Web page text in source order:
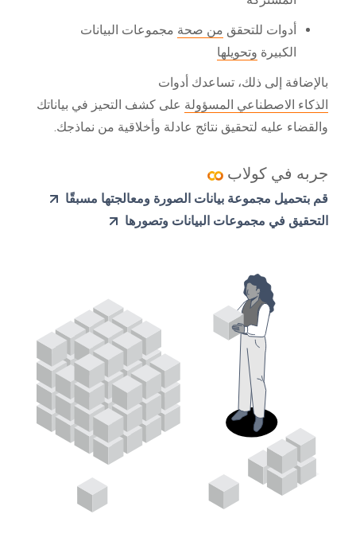
أدوات للتحقق من صحة مجموعات البيانات
الكبيرة وتحويلها
بالإضافة إلى ذلك، تساعدك أدوات
الذكاء الاصطناعي المسؤولة على كشف التحيز في بياناتك
والقضاء عليه لتحقيق نتائج عادلة وأخلاقية من نماذجك.
جربه في كولاب
قم بتحميل مجموعة بيانات الصورة ومعالجتها مسبقًا
التحقيق في مجموعات البيانات وتصورها